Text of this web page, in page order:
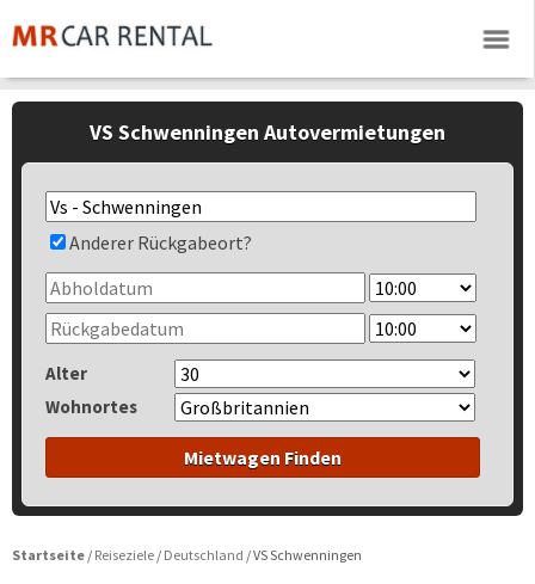
VS Schwenningen Autovermietungen
Anderer Rückgabeort?
Alter
Wohnortes
Mietwagen Finden
Startseite / Reiseziele / Deutschland /VS Schwenningen